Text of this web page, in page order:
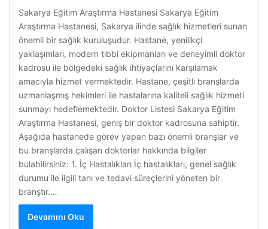
Sakarya Eğitim Araştırma Hastanesi Sakarya Eğitim
Araştırma Hastanesi, Sakarya ilinde sağlık hizmetleri sunan
önemli bir sağlık kuruluşudur. Hastane, yenilikçi
yaklaşımları, modern tıbbi ekipmanları ve deneyimli doktor
kadrosu ile bölgedeki sağlık ihtiyaçlarını karşılamak
amacıyla hizmet vermektedir. Hastane, çeşitli branşlarda
uzmanlaşmış hekimleri ile hastalarına kaliteli sağlık hizmeti
sunmayı hedeflemektedir. Doktor Listesi Sakarya Eğitim
Araştırma Hastanesi, geniş bir doktor kadrosuna sahiptir.
Aşağıda hastanede görev yapan bazı önemli branşlar ve
bu branşlarda çalışan doktorlar hakkında bilgiler
bulabilirsiniz: 1. İç Hastalıkları İç hastalıkları, genel sağlık
durumu ile ilgili tanı ve tedavi süreçlerini yöneten bir
branştır.…
Devamını Oku